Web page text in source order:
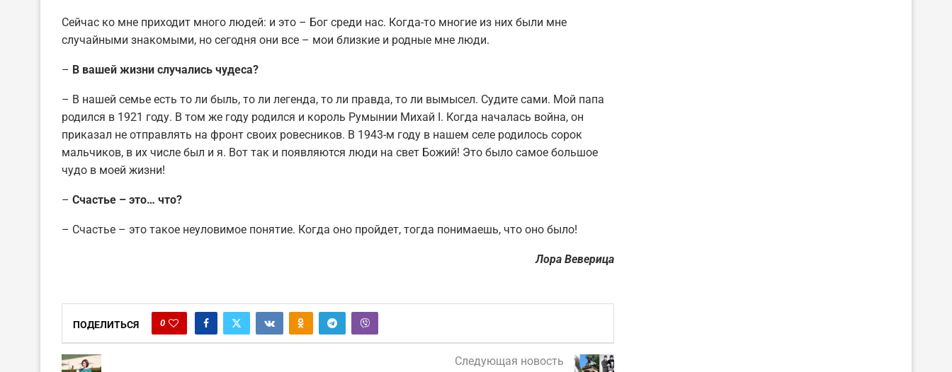
Сейчас ко мне приходит много людей: и это – Бог среди нас. Когда-то многие из них были мне
случайными знакомыми, но сегодня они все – мои близкие и родные мне люди.
– В вашей жизни случались чудеса?
– В нашей семье есть то ли быль, то ли легенда, то ли правда, то ли вымысел. Судите сами. Мой папа
родился в 1921 году. В том же году родился и король Румынии Михай I. Когда началась война, он
приказал не отправлять на фронт своих ровесников. В 1943-м году в нашем селе родилось сорок
мальчиков, в их числе был и я. Вот так и появляются люди на свет Божий! Это было самое большое
чудо в моей жизни!
– Счастье – это… что?
– Счастье – это такое неуловимое понятие. Когда оно пройдет, тогда понимаешь, что оно было!
Лора Веверица
ПОДЕЛИТЬСЯ 0
Следующая новость